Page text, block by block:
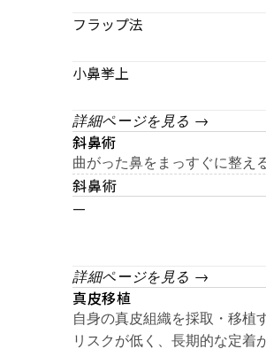
フラップ法
小鼻挙上
詳細ページを見る →
斜鼻術
曲がった鼻をまっすぐに整え
斜鼻術
—
詳細ページを見る →
真皮移植
自身の真皮組織を採取・移植
リスクが低く、長期的な定着